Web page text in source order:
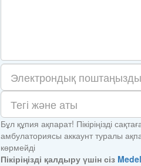
Бұл құпия ақпарат! Пікіріңізді
амбулаториясы аккаунт туралы
көрмейді
Пікіріңізді қалдыру үшін сіз